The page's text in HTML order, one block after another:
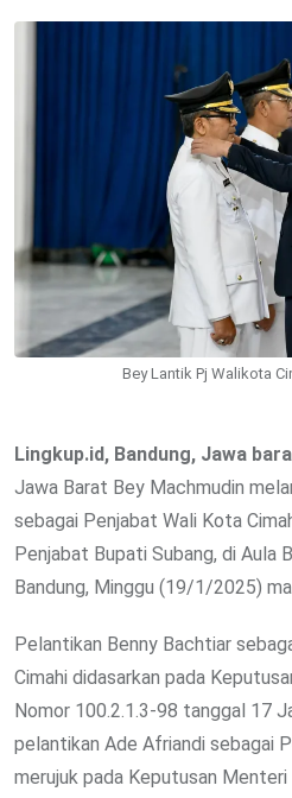
Bey Lantik Pj Walikota
Lingkup.id, Bandung, Jawa
Jawa Barat Bey Machmudin
sebagai Penjabat Wali Kota
Penjabat Bupati Subang, di Aula
Bandung, Minggu (19/1/2025)
Pelantikan Benny Bachtiar
Cimahi didasarkan pada
Nomor 100.2.1.3-98 tanggal 17
pelantikan Ade Afriandi sebagai
merujuk pada Keputusan